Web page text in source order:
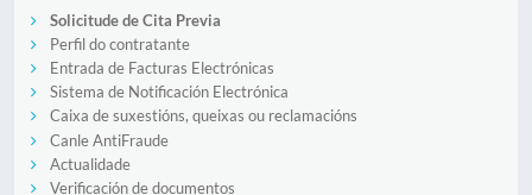
Solicitude de Cita Previa
Perfil do contratante
Entrada de Facturas Electrónicas
Sistema de Notificación Electrónica
Caixa de suxestións, queixas ou reclamacións
Canle AntiFraude
Actualidade
Verificación de documentos